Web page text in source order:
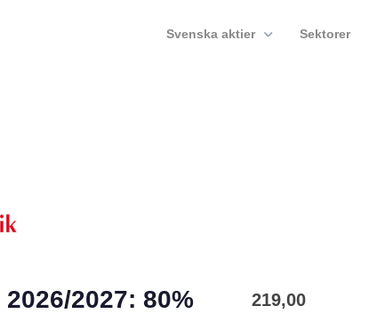
Sektorer
Svenska aktier
2027: 80%
219,00